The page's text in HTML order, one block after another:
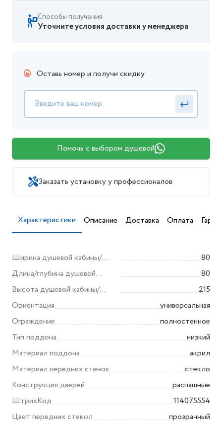
Способы получения
Уточните условия доставки у менеджера
Оставь номер и получи скидку
Помочь с выбором душевой
Заказать установку у профессионалов
Характеристики Описание Доставка Оплата
Ширина душевой кабины/
ограждения (мм)
80
Длина/глубина душевой
кабины/ограждения (мм)
80
Высота душевой кабины/
ограждения (мм)
215
Ориентация
универсальная
Ограждение
полностенное
Тип поддона
низкий
Материал поддона
акрил
Материал передних стенок
стекло
Конструкция дверей
распашные
ШтрихКод
114075554
Цвет передних стекол
прозрачный